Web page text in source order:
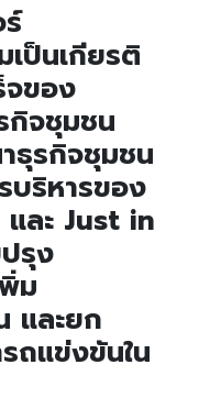
เป็นเกียรติ
จของ
กิจชุมชน
รกิจชุมชน
บริหารของ
และ Just in
รุง
ม
และยก
ถแข่งขันใน